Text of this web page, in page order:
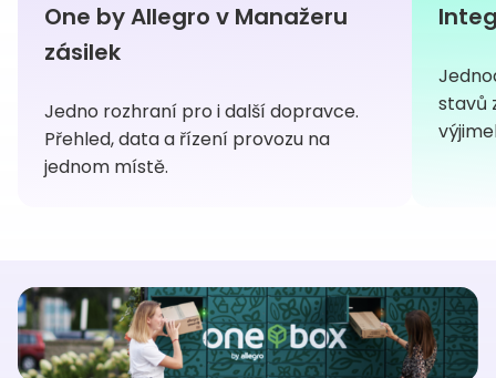
One by Allegro v Manažeru
zásilek
Jedno rozhraní pro i další dopravce.
Přehled, data a řízení provozu na
jednom místě.
stavů